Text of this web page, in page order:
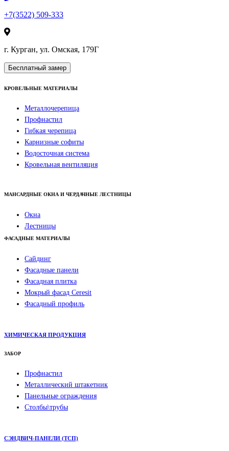
+7(3522) 509-333
г. Курган, ул. Омская, 179Г
Бесплатный замер
КРОВЕЛЬНЫЕ МАТЕРИАЛЫ
Металлочерепица
Профнастил
Гибкая черепица
Карнизные софиты
Водосточная система
Кровельная вентиляция
МАНСАРДНЫЕ ОКНА И ЧЕРДАЧНЫЕ ЛЕСТНИЦЫ
Окна
Лестницы
ФАСАДНЫЕ МАТЕРИАЛЫ
Сайдинг
Фасадные панели
Фасадная плитка
Мокрый фасад Ceresit
Фасадный профиль
ХИМИЧЕСКАЯ ПРОДУКЦИЯ
ЗАБОР
Профнастил
Металлический штакетник
Панельные ограждения
Столбы\трубы
СЭНДВИЧ-ПАНЕЛИ (ТСП)